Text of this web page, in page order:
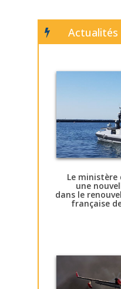
Actualités
Le ministère
une
dans le
française